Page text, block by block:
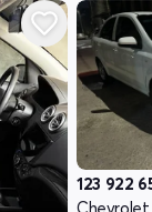
123 922